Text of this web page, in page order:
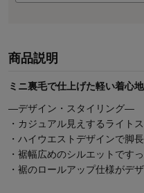
商品説明
ミニ裏毛で仕上げた軽い着心
―デザイン・スタイリング―
・カジュアル見えするライト
・ハイウエストデザインで脚長
・裾幅広めのシルエットです
・裾のロールアップ仕様がデ